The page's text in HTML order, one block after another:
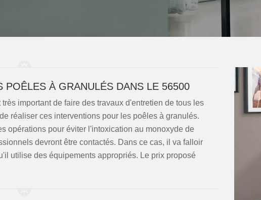
POÊLES À GRANULÉS DANS LE 56500
important de faire des travaux d'entretien de tous les
réaliser ces interventions pour les poêles à granulés.
opérations pour éviter l'intoxication au monoxyde de
devront être contactés. Dans ce cas, il va falloir
utilise des équipements appropriés. Le prix proposé